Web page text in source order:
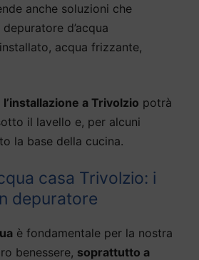
anche soluzioni che
d’acqua
acqua frizzante,
l’installazione a Trivolzio potrà
il lavello e, per alcuni
la base della cucina.
casa Trivolzio: i
depuratore
è fondamentale per la nostra
benessere, soprattutto a